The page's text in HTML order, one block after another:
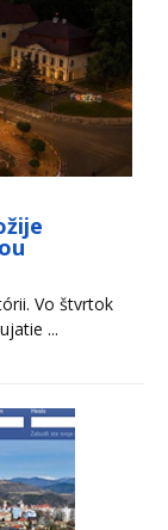
Vo štvrtok
...